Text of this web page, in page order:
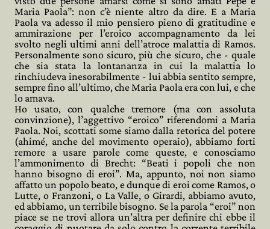
Maria Paola”: non c’è niente altro da dire. E a Maria
Paola va adesso il mio pensiero pieno di gratitudine e
ammirazione per l’eroico accompagnamento da lei
svolto negli ultimi anni dell’atroce malattia di Ramos.
Personalmente sono sicuro, più che sicuro, che - quale
che sia stata la lontananza in cui la malattia lo
rinchiudeva inesorabilmente - lui abbia sentito sempre,
sempre fino all’ultimo, che Maria Paola era con lui, e che
lo amava.
Ho usato, con qualche tremore (ma con assoluta
convinzione), l’aggettivo “eroico” riferendomi a Maria
Paola. Noi, scottati some siamo dalla retorica del potere
(ahimé, anche del movimento operaio), abbiamo forti
remore a usare parole come queste, e conosciamo
l’ammonimento di Brecht: “Beati i popoli che non
hanno bisogno di eroi”. Ma, appunto, noi non siamo
affatto un popolo beato, e dunque di eroi come Ramos, o
Lutte, o Franzoni, o La Valle, o Girardi, abbiamo avuto,
ed abbiamo, un terribile bisogno. Se la parola “eroi” non
piace se ne trovi allora un’altra per definire chi ebbe il